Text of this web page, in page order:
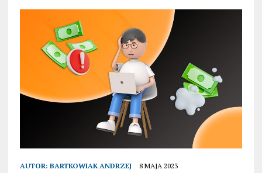
AUTOR: BARTKOWIAK ANDRZEJ 8 MAJA 2023